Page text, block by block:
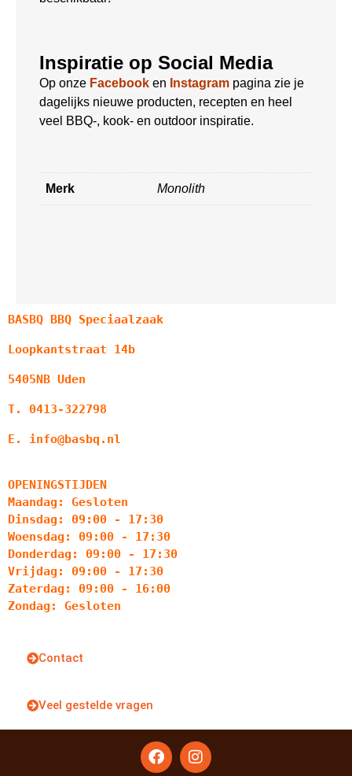
Inspiratie op Social Media
Op onze Facebook en Instagram pagina zie je
dagelijks nieuwe producten, recepten en heel
veel BBQ-, kook- en outdoor inspiratie.
Merk Monolith
BASBQ BBQ Speciaalzaak
Loopkantstraat 14b
5405NB Uden
T. 0413-322798
E. info@basbq.nl
OPENINGSTIJDEN
Maandag: Gesloten
Dinsdag: 09:00 - 17:30
Woensdag: 09:00 - 17:30
Donderdag: 09:00 - 17:30
Vrijdag: 09:00 - 17:30
Zaterdag: 09:00 - 16:00
Zondag: Gesloten
Contact
Veel gestelde vragen